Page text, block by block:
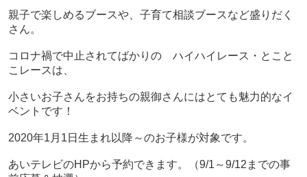
親子で楽しめるブースや、子育て相談ブースなど盛りだく
さん。
コロナ禍で中止されてばかりの ハイハイレース・とこと
こレースは、
小さいお子さんをお持ちの親御さんにはとても魅力的なイ
ベントです！
2020年1月1日生まれ以降～のお子様が対象です。
あいテレビのHPから予約できます。（9/1～9/12までの事